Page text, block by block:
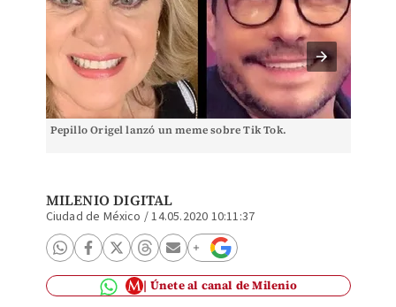
Pepillo Origel lanzó un meme sobre Tik Tok.
MILENIO DIGITAL
Ciudad de México /14.05.2020 10:11:37
Únete al canal de Milenio